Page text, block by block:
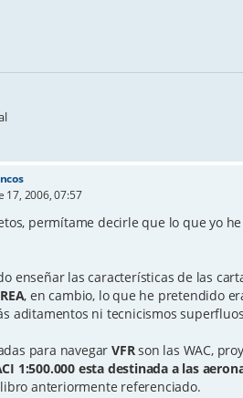
17, 2006, 07:57
permítame decirle que lo que yo
enseñar las características de las
, en cambio, lo que he pretendido
aditamentos ni tecnicismos
para navegar VFRson las WAC,
1:500.000 esta destinada a las
anteriormente referenciado.